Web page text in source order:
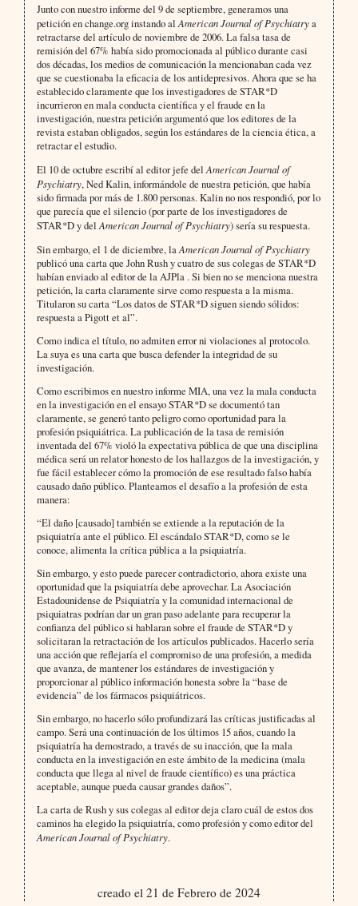
Junto con nuestro informe del 9 de septiembre, generamos una
petición en change.org instando alAmerican Journal of Psychiatrya
retractarse del artículo de noviembre de 2006. La falsa tasa de
remisión del 67% había sido promocionada al público durante casi
dos décadas, los medios de comunicación la mencionaban cada vez
que se cuestionaba la eficacia de los antidepresivos. Ahora que se ha
establecido claramente que los investigadores de STAR*D
incurrieron en mala conducta científica y el fraude en la
investigación, nuestra petición argumentó que los editores de la
revista estaban obligados, según los estándares de la ciencia ética, a
retractar el estudio.
El 10 de octubre escribí al editor jefe delAmerican Journal of
Psychiatry, Ned Kalin, informándole de nuestra petición, que había
sido firmada por más de 1.800 personas. Kalin no nos respondió, por lo
que parecía que el silencio (por parte de los investigadores de
STAR*D y delAmerican Journal of Psychiatry) sería su respuesta.
Sin embargo, el 1 de diciembre, laAmerican Journal of Psychiatry
publicó una carta que John Rush y cuatro de sus colegas de STAR*D
habían enviado al editor de la AJPla . Si bien no se menciona nuestra
petición, la carta claramente sirve como respuesta a la misma.
Titularon su carta “Los datos de STAR*D siguen siendo sólidos:
respuesta a Pigott et al”.
Como indica el título, no admiten error ni violaciones al protocolo.
La suya es una carta que busca defender la integridad de su
investigación.
Como escribimos en nuestro informe MIA, una vez la mala conducta
en la investigación en el ensayo STAR*D se documentó tan
claramente, se generó tanto peligro como oportunidad para la
profesión psiquiátrica. La publicación de la tasa de remisión
inventada del 67% violó la expectativa pública de que una disciplina
médica será un relator honesto de los hallazgos de la investigación, y
fue fácil establecer cómo la promoción de ese resultado falso había
causado daño público. Planteamos el desafío a la profesión de esta
manera:
“El daño [causado] también se extiende a la reputación de la
psiquiatría ante el público. El escándalo STAR*D, como se le
conoce, alimenta la crítica pública a la psiquiatría.
Sin embargo, y esto puede parecer contradictorio, ahora existe una
oportunidad que la psiquiatría debe aprovechar. La Asociación
Estadounidense de Psiquiatría y la comunidad internacional de
psiquiatras podrían dar un gran paso adelante para recuperar la
confianza del público si hablaran sobre el fraude de STAR*D y
solicitaran la retractación de los artículos publicados. Hacerlo sería
una acción que reflejaría el compromiso de una profesión, a medida
que avanza, de mantener los estándares de investigación y
proporcionar al público información honesta sobre la “base de
evidencia” de los fármacos psiquiátricos.
Sin embargo, no hacerlo sólo profundizará las críticas justificadas al
campo. Será una continuación de los últimos 15 años, cuando la
psiquiatría ha demostrado, a través de su inacción, que la mala
conducta en la investigación en este ámbito de la medicina (mala
conducta que llega al nivel de fraude científico) es una práctica
aceptable, aunque pueda causar grandes daños”.
La carta de Rush y sus colegas al editor deja claro cuál de estos dos
caminos ha elegido la psiquiatría, como profesión y como editor del
American Journal of Psychiatry.
creado el 21 de Febrero de 2024